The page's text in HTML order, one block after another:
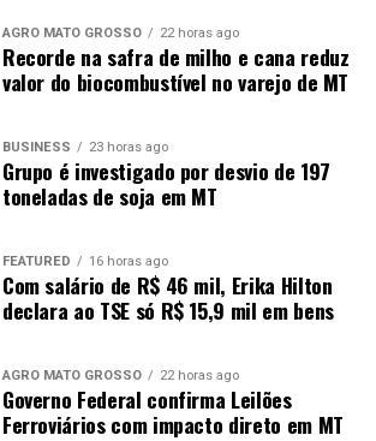
AGRO MATO GROSSO 22 horas ago
Recorde na safra de milho e cana reduz
valor do biocombustível no varejo de MT
BUSINESS 23 horas ago
Grupo é investigado por desvio de 197
toneladas de soja em MT
FEATURED 16 horas ago
Com salário de R$ 46 mil, Erika Hilton
declara ao TSE só R$ 15,9 mil em bens
AGRO MATO GROSSO 22 horas ago
Governo Federal confirma Leilões
Ferroviários com impacto direto em MT